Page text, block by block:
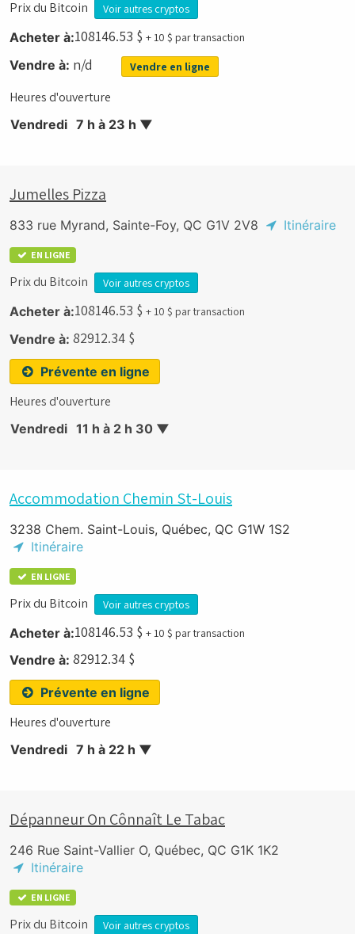
Prix du Bitcoin Voir autres cryptos
Acheter à:108146.53 $ + 10 $ par transaction
Vendre à: n/d Vendre en ligne
Heures d'ouverture
Vendredi 7 h à 23 h ▼
Jumelles Pizza
833 rue Myrand, Sainte-Foy, QC G1V 2V8 Itinéraire
EN LIGNE
Prix du Bitcoin Voir autres cryptos
Acheter à:108146.53 $ + 10 $ par transaction
Vendre à: 82912.34 $
Prévente en ligne
Heures d'ouverture
Vendredi 11 h à 2 h 30 ▼
Accommodation Chemin St-Louis
3238 Chem. Saint-Louis, Québec, QC G1W 1S2
Itinéraire
EN LIGNE
Prix du Bitcoin Voir autres cryptos
Acheter à:108146.53 $ + 10 $ par transaction
Vendre à: 82912.34 $
Prévente en ligne
Heures d'ouverture
Vendredi 7 h à 22 h ▼
Dépanneur On Cônnaît Le Tabac
246 Rue Saint-Vallier O, Québec, QC G1K 1K2
Itinéraire
EN LIGNE
Prix du Bitcoin Voir autres cryptos